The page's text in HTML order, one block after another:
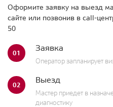
Оформите заявку на выезд
сайте или позвонив в call-
50
01 Заявка
Оператор запланирует
02 Выезд
Мастер приедет в
диагностику